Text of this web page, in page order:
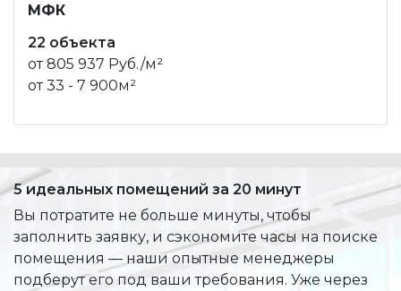
МФК
22 объекта
от 805 937 Руб./м²
от 33 - 7 900м²
5 идеальных помещений за 20 минут
Вы потратите не больше минуты, чтобы
заполнить заявку, и сэкономите часы на поиске
помещения — наши опытные менеджеры
подберут его под ваши требования. Уже через